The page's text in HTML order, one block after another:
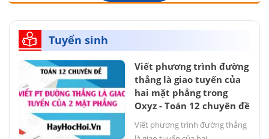
Tuyển sinh
Viết phương trình đường
thẳng là giao tuyến của
hai mặt phẳng trong
Oxyz - Toán 12 chuyên đề
Viết phương trình đường thẳng